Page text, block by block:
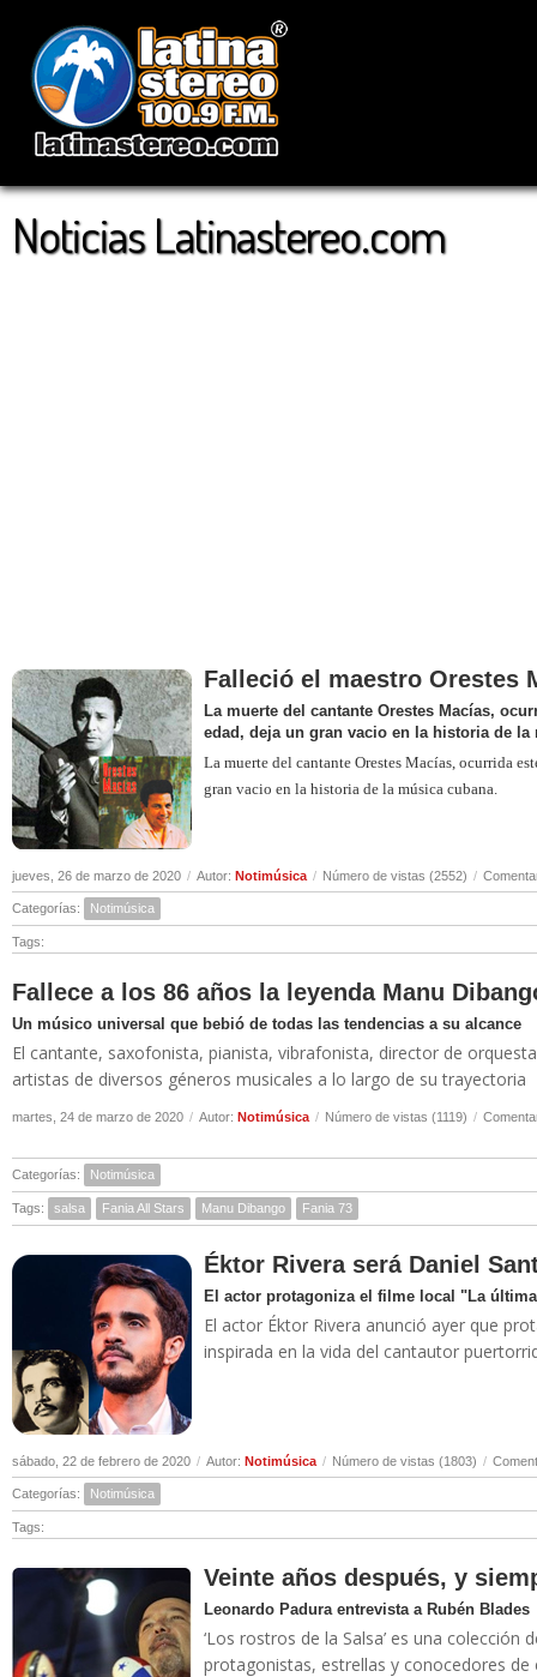
Noticias Latinastereo.com
Falleció el maestro Orestes
La muerte del cantante Orestes Macías,
edad, deja un gran vacio en la historia de la
La muerte del cantante Orestes Macías, ocurrida
gran vacio en la historia de la música cubana.
jueves, 26 de marzo de 2020 / Autor: Notimúsica / Número de vistas (2552) /
Categorías: Notimúsica
Tags:
Fallece a los 86 años la leyenda Manu
Un músico universal que bebió de todas las tendencias a su alcance
El cantante, saxofonista, pianista, vibrafonista, director de
artistas de diversos géneros musicales a lo largo de su trayectoria
martes, 24 de marzo de 2020 / Autor: Notimúsica / Número de vistas (1119) /
Categorías: Notimúsica
Tags: salsa Fania All Stars Manu Dibango Fania 73
Éktor Rivera será Daniel
El actor protagoniza el filme local "La
El actor Éktor Rivera anunció ayer que
inspirada en la vida del cantautor
sábado, 22 de febrero de 2020 / Autor: Notimúsica / Número de vistas (1803) /
Categorías: Notimúsica
Tags:
Veinte años después, y
Leonardo Padura entrevista a Rubén Blades
‘Los rostros de la Salsa’ es una colección
protagonistas, estrellas y conocedores